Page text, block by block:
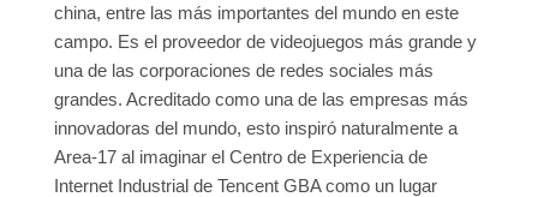
china, entre las más importantes del mundo en este
campo. Es el proveedor de videojuegos más grande y
una de las corporaciones de redes sociales más
grandes. Acreditado como una de las empresas más
innovadoras del mundo, esto inspiró naturalmente a
Area-17 al imaginar el Centro de Experiencia de
Internet Industrial de Tencent GBA como un lugar